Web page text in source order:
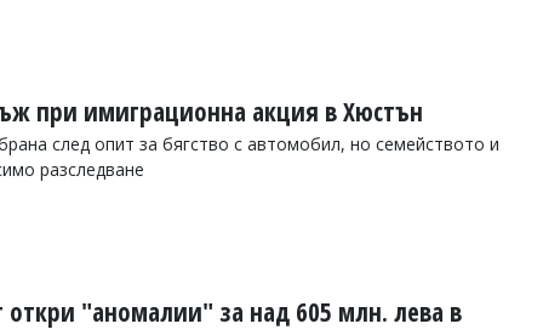
при имиграционна акция в Хюстън
след опит за бягство с автомобил, но семейството и
разследване
"аномалии" за над 605 млн. лева в